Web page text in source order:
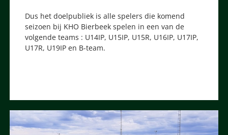
Dus het doelpubliek is alle spelers die komend
seizoen bij KHO Bierbeek spelen in een van de
volgende teams : U14IP, U15IP, U15R, U16IP, U17IP,
U17R, U19IP en B-team.